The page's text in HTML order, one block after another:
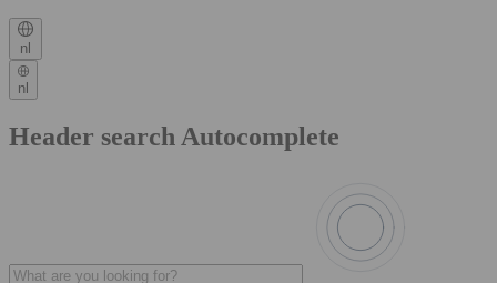
nl
nl
Header search Autocomplete